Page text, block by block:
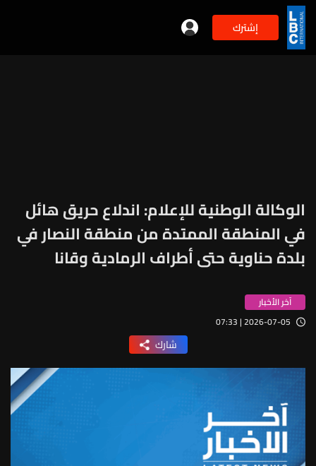
إشترك
الوكالة الوطنية للإعلام: اندلاع حريق هائل
في المنطقة الممتدة من منطقة النصار في
بلدة حناوية حتى أطراف الرمادية وقانا
آخر الأخبار
2026-07-05 | 07:33
شارك